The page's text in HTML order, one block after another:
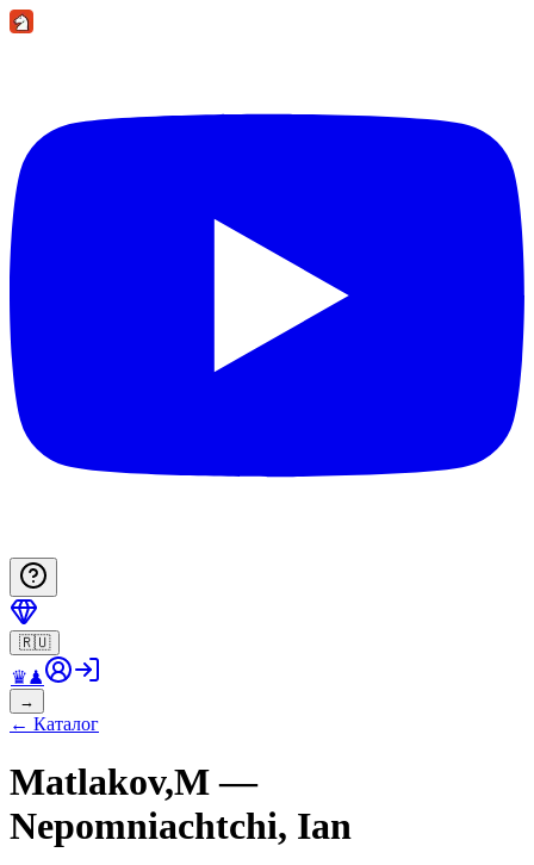
🇷🇺
♛♟
→
← Каталог
Matlakov,M —
Nepomniachtchi, Ian